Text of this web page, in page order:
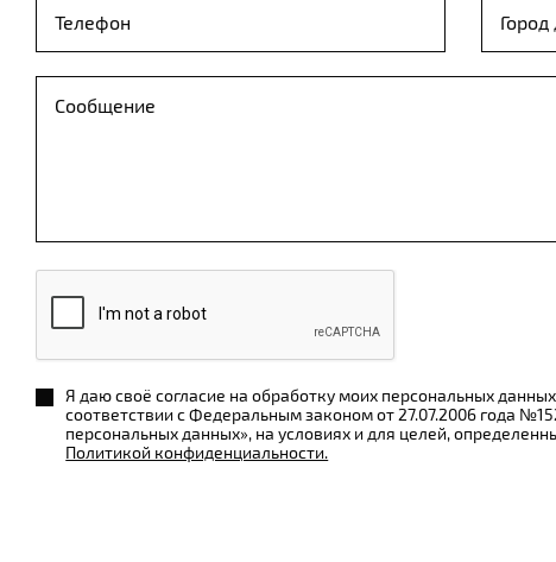
Я даю своё согласие на обработку моих персональных
соответствии с Федеральным законом от 27.07.2006 года
персональных данных», на условиях и для целей,
Политикой конфиденциальности.